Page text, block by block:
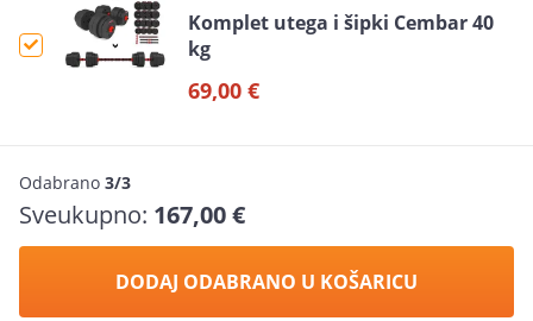
Komplet utega i šipki Cembar 40
kg
69,00 €
Odabrano 3/3
Sveukupno: 167,00 €
DODAJ ODABRANO U KOŠARICU